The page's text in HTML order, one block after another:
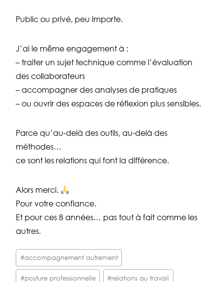
Public ou privé, peu importe.
J’ai le même engagement à :
– traiter un sujet technique comme l’évaluation
des collaborateurs
– accompagner des analyses de pratiques
– ou ouvrir des espaces de réflexion plus sensibles.
Parce qu’au-delà des outils, au-delà des
méthodes…
ce sont les relations qui font la différence.
Alors merci.
Pour votre confiance.
Et pour ces 8 années… pas tout à fait comme les
autres.
Étiquettes
de
la
#accompagnement autrement
#posture professionnelle #relations au travail